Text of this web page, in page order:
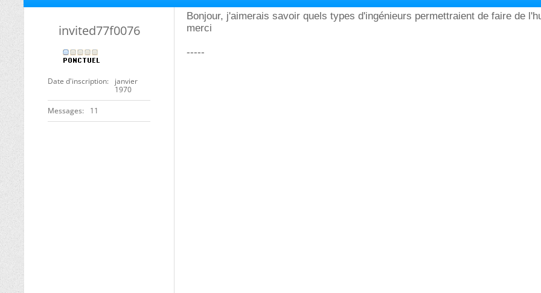
invited77f0076
Date d'inscription
janvier
1970
Messages 11
Bonjour, j'aimerais savoir quels types d'ingénieurs permettraient de faire de
merci
-----